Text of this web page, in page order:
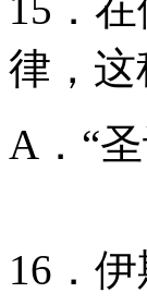
律，这
A．“
16．